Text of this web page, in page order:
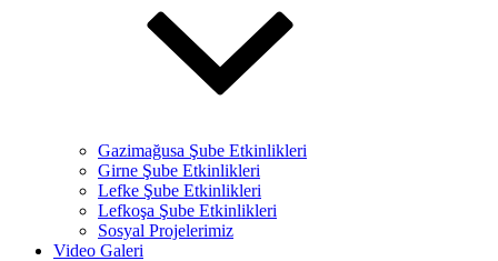
Gazimağusa Şube Etkinlikleri
Girne Şube Etkinlikleri
Lefke Şube Etkinlikleri
Lefkoşa Şube Etkinlikleri
Sosyal Projelerimiz
Video Galeri